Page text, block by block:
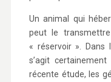
Un animal qui
peut le
« réservoir ». Dans
s’agit
récente étude, les